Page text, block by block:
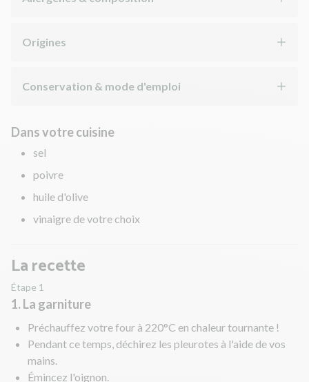
Origines
Conservation & mode d'emploi
Dans votre cuisine
sel
poivre
huile d'olive
vinaigre de votre choix
La recette
Étape 1
1. La garniture
Préchauffez votre four à 220°C en chaleur tournante !
Pendant ce temps, déchirez les pleurotes à l'aide de vos
mains.
Émincez l'oignon.